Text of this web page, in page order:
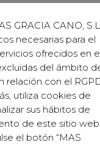
GRACIA CANO, S.L.,
necesarias para el
ofrecidos en
del ámbito
relación con el
utiliza cookies de
sus hábitos de
de este sitio web
el botón “MAS